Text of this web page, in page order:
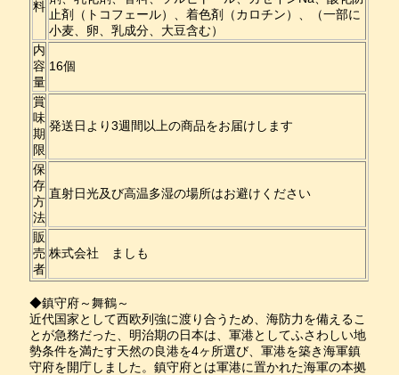
料
止剤（トコフェール）、着色剤（カロチン）、（一部に
小麦、卵、乳成分、大豆含む）
内
容
量
16個
賞
味
期
限
発送日より3週間以上の商品をお届けします
保
存
方
法
直射日光及び高温多湿の場所はお避けください
販
売
者
株式会社 ましも
◆鎮守府～舞鶴～
近代国家として西欧列強に渡り合うため、海防力を備えるこ
とが急務だった、明治期の日本は、軍港としてふさわしい地
勢条件を満たす天然の良港を4ヶ所選び、軍港を築き海軍鎮
守府を開庁しました。鎮守府とは軍港に置かれた海軍の本拠